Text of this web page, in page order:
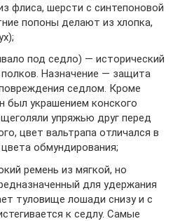
флиса, шерсти с синтепоновой
попоны делают из хлопка,
под седло) — исторический
Назначение — защита
седлом. Кроме
был украшением конского
упряжью друг перед
цвет вальтрапа отличался в
обмундирования;
ремень из мягкой, но
для удержания
туловище лошади снизу и с
к седлу. Самые